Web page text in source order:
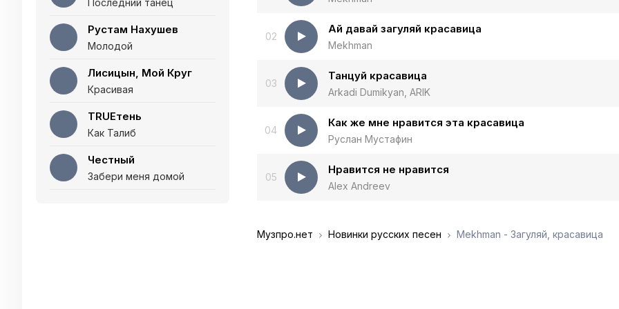
Последний танец
Рустам Нахушев
Молодой
Лисицын, Мой Круг
Красивая
TRUEтень
Как Талиб
Честный
Забери меня домой
02
Ай давай загуляй красавица
Mekhman
03
Танцуй красавица
Arkadi Dumikyan, ARIK
04
Как же мне нравится эта красавица
Руслан Мустафин
05
Нравится не нравится
Alex Andreev
Музпро.нет Новинки русских песен Mekhman - Загуляй, красавица